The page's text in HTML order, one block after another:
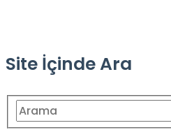
Site İçinde Ara